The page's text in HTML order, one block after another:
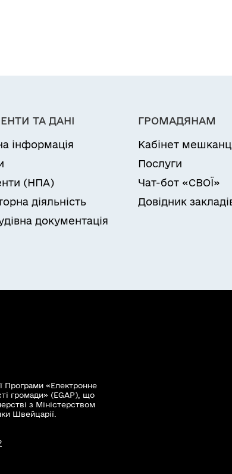
ТА ДАНІ
інформація
(НПА)
діяльність
документація
ГРОМАДЯНАМ
Кабінет
Послуги
Чат-бот «СВОЇ»
Довідник
Програми «Електронне
громади» (EGAP), що
з Міністерством
Швейцарії.